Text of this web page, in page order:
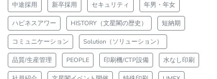
中途採用 新卒採用 セキュリティ 年男・年女
ハピネスアワー HISTORY（文星閣の歴史） 短納期
コミュニケーション Solution（ソリューション）
品質/生産管理 PEOPLE 印刷機/CTP設備 水なし印刷